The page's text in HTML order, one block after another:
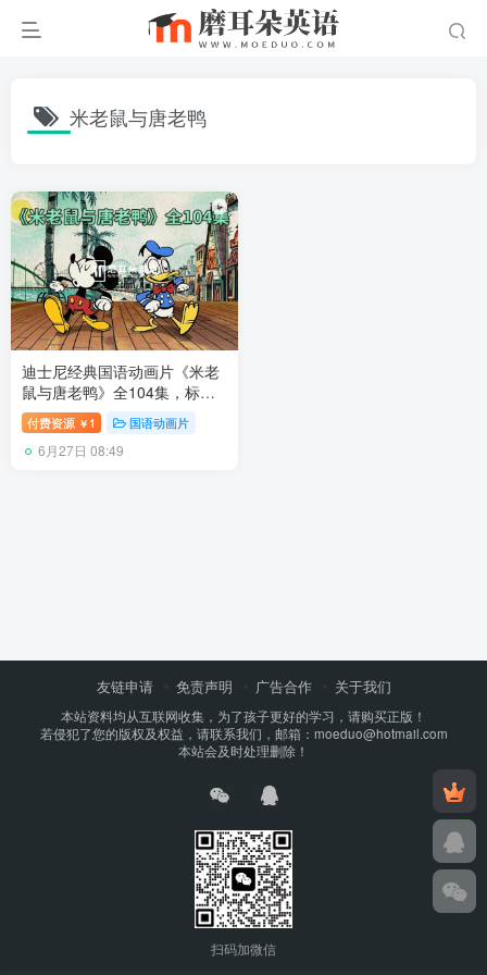
米老鼠与唐老鸭
迪士尼经典国语动画片《米老
鼠与唐老鸭》全104集，标清
视频，百度网盘下载！
付费资源 ￥ 1 国语动画片
6月27日 08:49
友链申请 免责声明 广告合作 关于我们
本站资料均从互联网收集，为了孩子更好的学习，请购买正版！
若侵犯了您的版权及权益，请联系我们，邮箱：moeduo@hotmail.com
本站会及时处理删除！
扫码加微信